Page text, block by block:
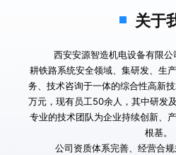
关于
耕铁路系统安全领域、集研发、生
务、技术咨询于一体的综合性高新
万元，现有员工50余人，其中研发
专业的技术团队为企业持续创新、
根基。